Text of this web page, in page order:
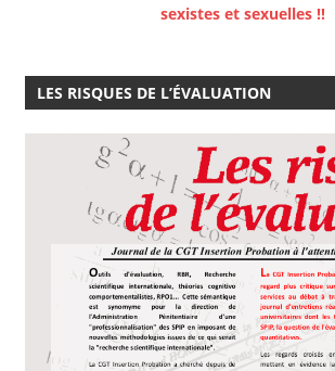
sexistes et sexuelles !!
LES RISQUES DE L’ÉVALUATION